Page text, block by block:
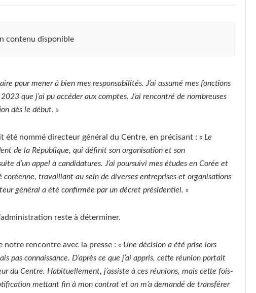
contenu disponible
pour mener à bien mes responsabilités. J’ai assumé mes fonctions
que j’ai pu accéder aux comptes. J’ai rencontré de nombreuses
dès le début. »
été nommé directeur général du Centre, en précisant : « Le
de la République, qui définit son organisation et son
d’un appel à candidatures. J’ai poursuivi mes études en Corée et
coréenne, travaillant au sein de diverses entreprises et organisations
général a été confirmée par un décret présidentiel. »
reste à déterminer.
notre rencontre avec la presse : « Une décision a été prise lors
pas connaissance. D’après ce que j’ai appris, cette réunion portait
du Centre. Habituellement, j’assiste à ces réunions, mais cette fois-
mettant fin à mon contrat et on m’a demandé de transférer